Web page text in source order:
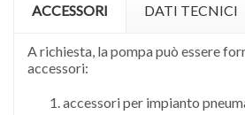
ACCESSORI DATI TECNICI
A richiesta, la pompa può essere
accessori:
accessori per impianto